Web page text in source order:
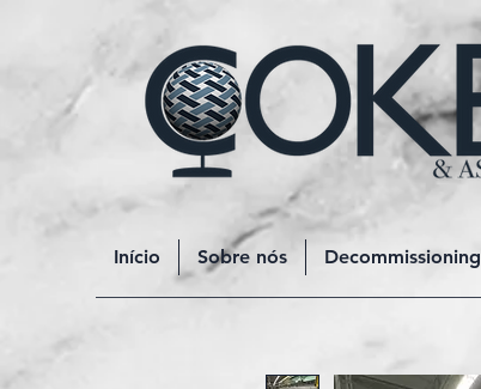
Início Sobre nós Decommissioning